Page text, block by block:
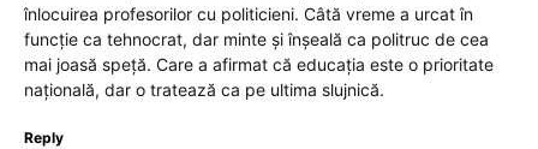
înlocuirea profesorilor cu politicieni. Câtă vreme a urcat în
funcție ca tehnocrat, dar minte și înșeală ca politruc de cea
mai joasă speță. Care a afirmat că educația este o prioritate
națională, dar o tratează ca pe ultima slujnică.
Reply